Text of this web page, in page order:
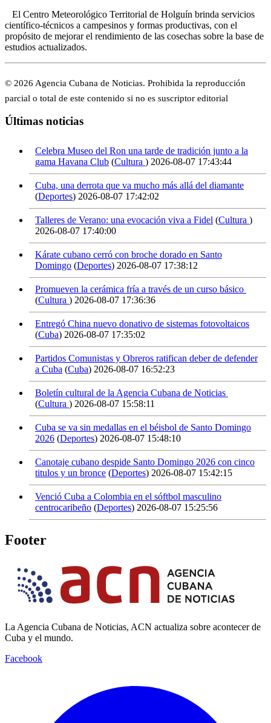
El Centro Meteorológico Territorial de Holguín brinda servicios
científico-técnicos a campesinos y formas productivas, con el
propósito de mejorar el rendimiento de las cosechas sobre la base de
estudios actualizados.
© 2026 Agencia Cubana de Noticias. Prohibida la reproducción
parcial o total de este contenido si no es suscriptor editorial
Últimas noticias
Celebra Museo del Ron una tarde de tradición junto a la
gama Havana Club (Cultura ) 2026-08-07 17:43:44
Cuba, una derrota que va mucho más allá del diamante
(Deportes) 2026-08-07 17:42:02
Talleres de Verano: una evocación viva a Fidel (Cultura )
2026-08-07 17:40:00
Kárate cubano cerró con broche dorado en Santo
Domingo (Deportes) 2026-08-07 17:38:12
Promueven la cerámica fría a través de un curso básico
(Cultura ) 2026-08-07 17:36:36
Entregó China nuevo donativo de sistemas fotovoltaicos
(Cuba) 2026-08-07 17:35:02
Partidos Comunistas y Obreros ratifican deber de defender
a Cuba (Cuba) 2026-08-07 16:52:23
Boletín cultural de la Agencia Cubana de Noticias
(Cultura ) 2026-08-07 15:58:11
Cuba se va sin medallas en el béisbol de Santo Domingo
2026 (Deportes) 2026-08-07 15:48:10
Canotaje cubano despide Santo Domingo 2026 con cinco
titulos y un bronce (Deportes) 2026-08-07 15:42:15
Venció Cuba a Colombia en el sóftbol masculino
centrocaribeño (Deportes) 2026-08-07 15:25:56
Footer
La Agencia Cubana de Noticias, ACN actualiza sobre acontecer de
Cuba y el mundo.
Facebook